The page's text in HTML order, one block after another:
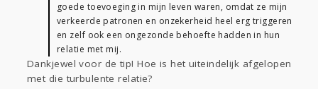
goede toevoeging in mijn leven waren, omdat ze mijn
verkeerde patronen en onzekerheid heel erg triggeren
en zelf ook een ongezonde behoefte hadden in hun
relatie met mij.
Dankjewel voor de tip! Hoe is het uiteindelijk afgelopen
met die turbulente relatie?